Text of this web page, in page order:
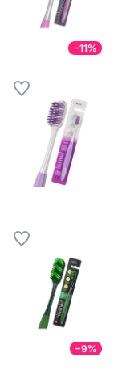
−11%
−9%